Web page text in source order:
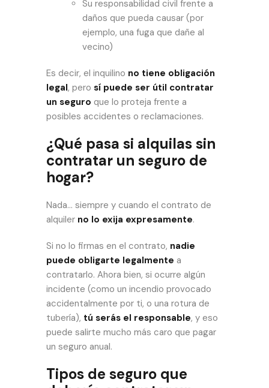
Su responsabilidad civil frente a
daños que pueda causar (por
ejemplo, una fuga que dañe al
vecino)
Es decir, el inquilino no tiene obligación
legal, perosí puede ser útil contratar
un seguro que lo proteja frente a
posibles accidentes o reclamaciones.
¿Qué pasa si alquilas sin
contratar un seguro de
hogar?
Nada… siempre y cuando el contrato de
alquiler no lo exija expresamente.
Si no lo firmas en el contrato, nadie
puede obligarte legalmente a
contratarlo. Ahora bien, si ocurre algún
incidente (como un incendio provocado
accidentalmente por ti, o una rotura de
tubería), tú serás el responsable, y eso
puede salirte mucho más caro que pagar
un seguro anual.
Tipos de seguro que